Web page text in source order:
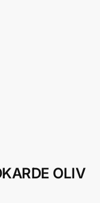
OLIV